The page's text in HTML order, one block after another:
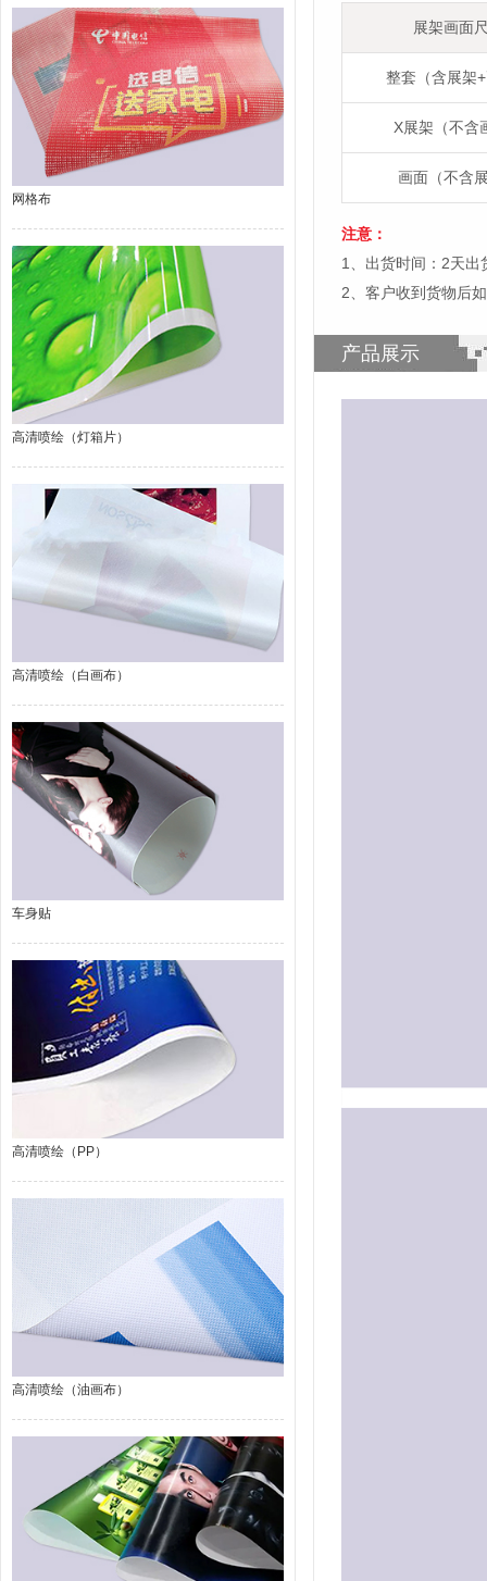
网格布
高清喷绘（灯箱片）
高清喷绘（白画布）
车身贴
高清喷绘（PP）
高清喷绘（油画布）
展架画面
整套（含展架
X展架（不含
画面（不含
注意：
1、出货时间：2天出
2、客户收到货物后
产品展示